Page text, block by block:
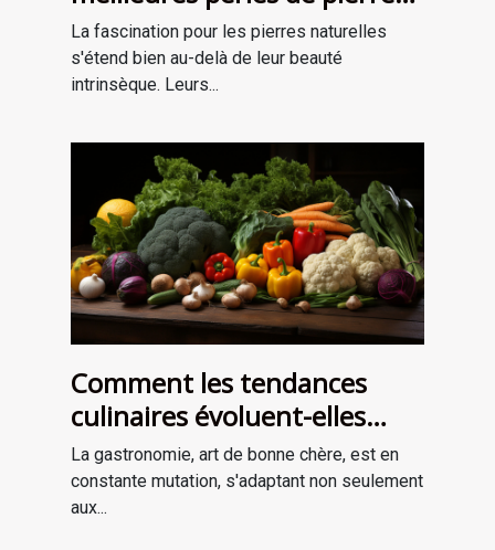
naturelle pour vos projets de
bijouterie et de lithothérapie
La fascination pour les pierres naturelles
s'étend bien au-delà de leur beauté
intrinsèque. Leurs...
Comment les tendances
culinaires évoluent-elles
avec les saisons ?
La gastronomie, art de bonne chère, est en
constante mutation, s'adaptant non seulement
aux...